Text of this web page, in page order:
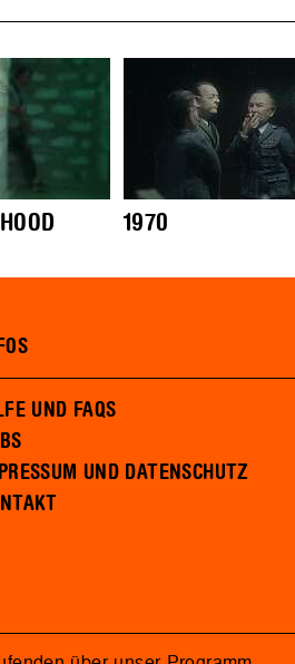
1970
UND FAQS
UND DATENSCHUTZ